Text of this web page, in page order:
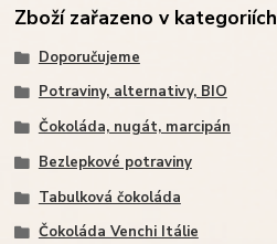
Zboží zařazeno v kategoriích
Doporučujeme
Potraviny, alternativy, BIO
Čokoláda, nugát, marcipán
Bezlepkové potraviny
Tabulková čokoláda
Čokoláda Venchi Itálie